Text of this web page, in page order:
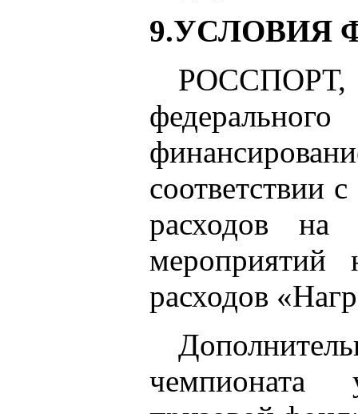
9.УСЛОВИЯ
соответствии
расходов на
расходов
чемпионата